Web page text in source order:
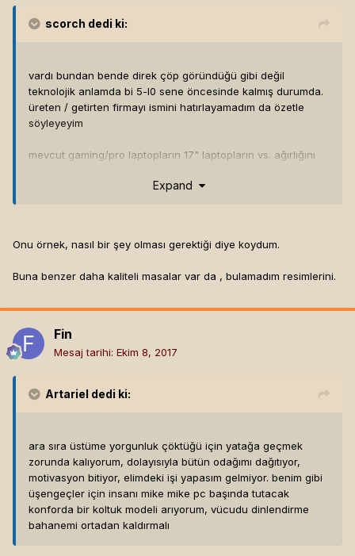
scorch dedi ki:
vardı bundan bende direk çöp göründüğü gibi değil
teknolojik anlamda bi 5-l0 sene öncesinde kalmış durumda.
üreten / getirten firmayı ismini hatırlayamadım da özetle
söyleyeyim
mevcut gaming/pro laptopların 17" laptopların vs. ağırlığını
abv verdiğim paraya yazık diye. ayar kısımlarıda fail ayrıca.
Expand
Onu örnek, nasıl bir şey olması gerektiği diye koydum.
Buna benzer daha kaliteli masalar var da , bulamadım resimlerini.
Fin
Mesaj tarihi: Ekim 8, 2017
Artariel dedi ki:
ara sıra üstüme yorgunluk çöktüğü için yatağa geçmek
zorunda kalıyorum, dolayısıyla bütün odağımı dağıtıyor,
motivasyon bitiyor, elimdeki işi yapasım gelmiyor. benim gibi
üşengeçler için insanı mike mike pc başında tutacak
konforda bir koltuk modeli arıyorum, vücudu dinlendirme
bahanemi ortadan kaldırmalı